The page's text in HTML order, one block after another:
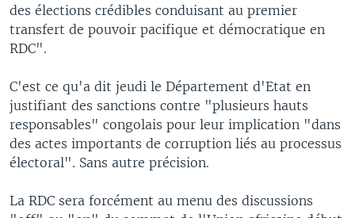
des élections crédibles conduisant au premier
transfert de pouvoir pacifique et démocratique en
RDC".
C'est ce qu'a dit jeudi le Département d'Etat en
justifiant des sanctions contre "plusieurs hauts
responsables" congolais pour leur implication "dans
des actes importants de corruption liés au processus
électoral". Sans autre précision.
La RDC sera forcément au menu des discussions